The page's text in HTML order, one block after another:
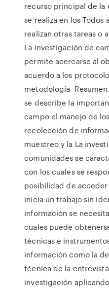
recurso principal de la
se realiza en los Todos
realizan otras tareas o
La investigación de
permite acercarse al
acuerdo a los
metodología
se describe la
campo el manejo de
recolección de
muestreo y la La
comunidades se
con los cuales se
posibilidad de acceder
inicia un trabajo sin
información se
cuales puede
técnicas e
información como la
técnica de la
investigación